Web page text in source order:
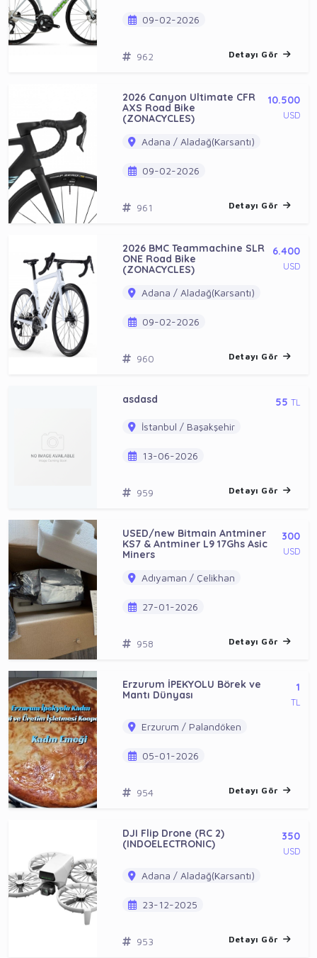
09-02-2026
962 Detayı Gör
2026 Canyon Ultimate CFR
AXS Road Bike
(ZONACYCLES)
10.500
USD
Adana / Aladağ(Karsantı)
09-02-2026
961 Detayı Gör
2026 BMC Teammachine SLR
ONE Road Bike
(ZONACYCLES)
6.400
USD
Adana / Aladağ(Karsantı)
09-02-2026
960 Detayı Gör
asdasd 55 TL
İstanbul / Başakşehir
13-06-2026
959 Detayı Gör
USED/new Bitmain Antminer
KS7 & Antminer L9 17Ghs Asic
Miners
300
USD
Adıyaman / Çelikhan
27-01-2026
958 Detayı Gör
Erzurum İPEKYOLU Börek ve
Mantı Dünyası
1
TL
Erzurum / Palandöken
05-01-2026
954 Detayı Gör
DJI Flip Drone (RC 2)
(INDOELECTRONIC)
350
USD
Adana / Aladağ(Karsantı)
23-12-2025
953 Detayı Gör